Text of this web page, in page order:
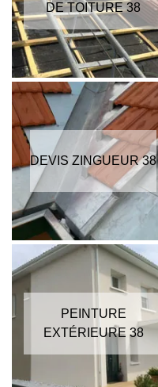
DE TOITURE 38
DEVIS ZINGUEUR 38
PEINTURE
EXTÉRIEURE 38